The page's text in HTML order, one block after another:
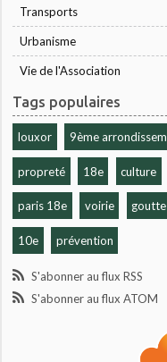
Transports
Urbanisme
Vie de l'Association
Tags populaires
louxor 9ème
propreté 18e culture
paris 18e voirie
10e prévention
S'abonner au flux RSS
S'abonner au flux ATOM